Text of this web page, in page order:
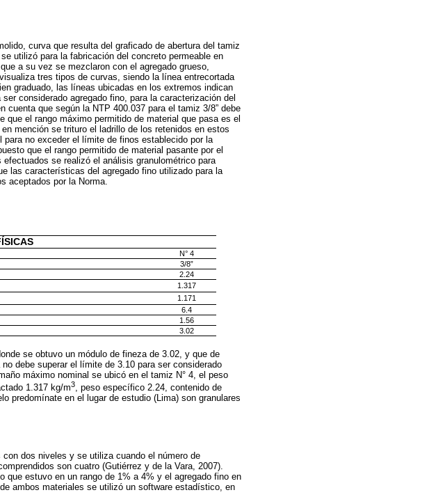
curva que resulta del graficado de abertura del tamiz
utilizó para la fabricación del concreto permeable en
a su vez se mezclaron con el agregado grueso,
tres tipos de curvas, siendo la línea entrecortada
graduado, las líneas ubicadas en los extremos indican
considerado agregado fino, para la caracterización del
que según la NTP 400.037 para el tamiz 3/8” debe
el rango máximo permitido de material que pasa es el
mención se trituro el ladrillo de los retenidos en estos
no exceder el límite de finos establecido por la
que el rango permitido de material pasante por el
se realizó el análisis granulométrico para
las características del agregado fino utilizado para la
aceptados por la Norma.
N° 4
3/8”
2.24
1.317
1.171
6.4
1.56
3.02
se obtuvo un módulo de fineza de 3.02, y que de
debe superar el límite de 3.10 para ser considerado
máximo nominal se ubicó en el tamiz N° 4, el peso
1.317 kg/m3, peso específico 2.24, contenido de
predomínate en el lugar de estudio (Lima) son granulares
dos niveles y se utiliza cuando el número de
son cuatro (Gutiérrez y de la Vara, 2007).
que estuvo en un rango de 1% a 4% y el agregado fino en
ambos materiales se utilizó un software estadístico, en